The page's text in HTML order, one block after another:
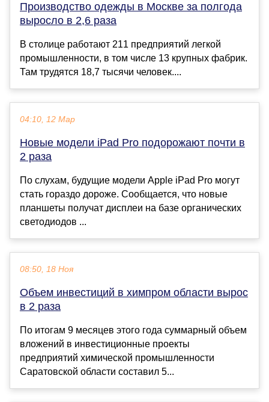
Производство одежды в Москве за полгода
выросло в 2,6 раза
В столице работают 211 предприятий легкой
промышленности, в том числе 13 крупных фабрик.
Там трудятся 18,7 тысячи человек....
04:10, 12 Мар
Новые модели iPad Pro подорожают почти в
2 раза
По слухам, будущие модели Apple iPad Pro могут
стать гораздо дороже. Сообщается, что новые
планшеты получат дисплеи на базе органических
светодиодов ...
08:50, 18 Ноя
Объем инвестиций в химпром области вырос
в 2 раза
По итогам 9 месяцев этого года суммарный объем
вложений в инвестиционные проекты
предприятий химической промышленности
Саратовской области составил 5...